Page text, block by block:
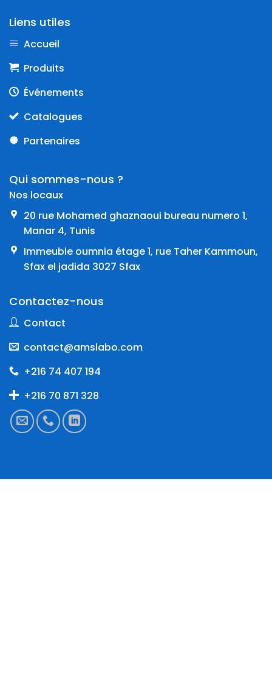
Liens utiles
Accueil
Produits
Événements
Catalogues
Partenaires
Qui sommes-nous ?
Nos locaux
20 rue Mohamed ghaznaoui bureau numero 1,
Manar 4, Tunis
Immeuble oumnia étage 1, rue Taher Kammoun,
Sfax el jadida 3027 Sfax
Contactez-nous
Contact
contact@amslabo.com
+216 74 407 194
+216 70 871 328